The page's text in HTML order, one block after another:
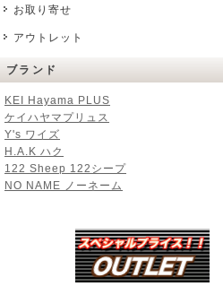
お取り寄せ
アウトレット
ブランド
KEI Hayama PLUS
ケイハヤマプリュス
Y's ワイズ
H.A.K ハク
122 Sheep 122シープ
NO NAME ノーネーム